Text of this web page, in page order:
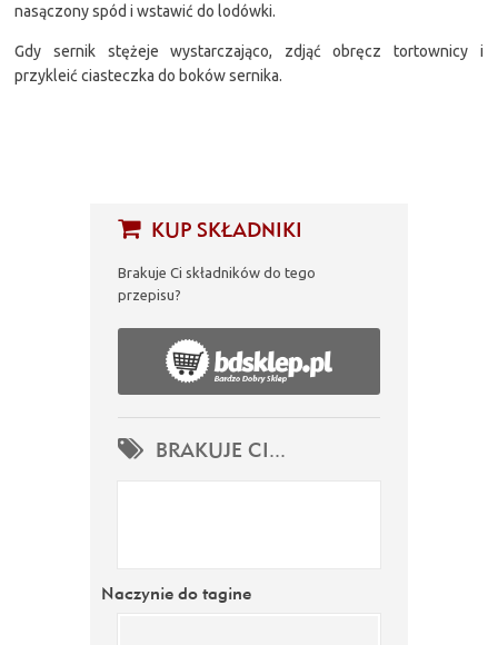
KUP SKŁADNIKI
Brakuje Ci składników do tego
przepisu?
BRAKUJE CI...
Naczynie do tagine
nasączony spód i wstawić do lodówki.
Gdy sernik stężeje wystarczająco, zdjąć obręcz tortownicy i
przykleić ciasteczka do boków sernika.